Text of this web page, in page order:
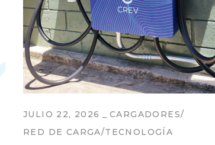
JULIO 22, 2026
CARGADORES
RED DE CARGA TECNOLOGÍA